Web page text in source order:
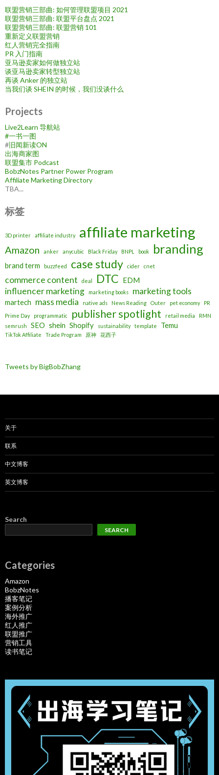
联盟营销三部曲: 如何管理联盟项目 2021
联盟营销三部曲: 联盟平台盘点 2021
联盟营销三部曲: 联盟营销 101
重新定义联盟营销
红人营销完全指南
PR 入门指南
亚马逊卖家如何做独立站
谈亚马逊卖家转型独立站
再谈 Anker 的独立站
当我们谈 SHEIN 的时候，我们没谈什么
Projects
Live2Learn 导航站
#一书一图
#旧闻新读ON
出海商家图
联盟集市 Podcast
BobzNotes Partner Power Program
Affiliate Marketing Directory
TBA...
标签
3D printer affiliate industry affiliate marketing
Amazon anker anycubic Black Friday BNPL book branding
brand term buzzfeed case study cider cnet
commerce content deal DTC EDM
influencer marketing marketing books marketing tools
martech mass media native ads News Reading Outer pet economy
PR
Prime Day
programmatic publisher spotlight retail media
RMN
semrush
SEO shein Shopify sustainability template Temu
TikTok Affiliate Trade Program 原神 花西子
Tweets by BigBobZhang
关于
联系
中文博客
英文博客
Search
SEARCH
Categories
Amazon
BobzNotes
播客笔记
案例分析
海外推广
红人推广
联盟推广
营销工具
读书笔记